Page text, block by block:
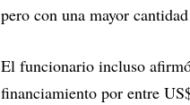
pero con una mayor
El funcionario incluso
financiamiento por entre